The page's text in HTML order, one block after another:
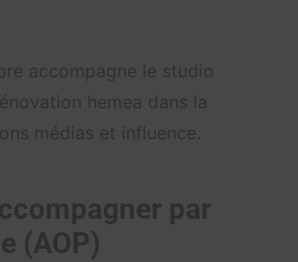
accompagne le studio
hemea dans la
médias et influence.
par
(AOP)